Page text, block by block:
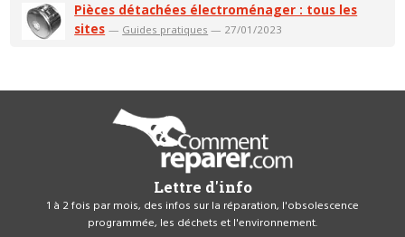
Pièces détachées électroménager : tous les
sites — Guides pratiques — 27/01/2023
Lettre d'info
1 à 2 fois par mois, des infos sur la réparation, l'obsolescence
programmée, les déchets et l'environnement.